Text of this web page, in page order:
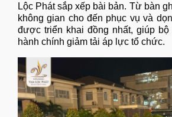
Lộc Phát sắp xếp bài bản. Từ bàn
không gian cho đến phục vụ và
được triển khai đồng nhất, giúp
hành chính giảm tải áp lực tổ chức.